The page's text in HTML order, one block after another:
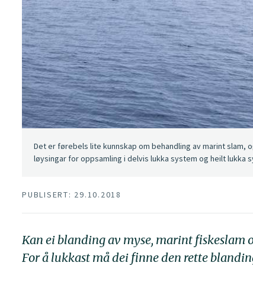
Det er førebels lite kunnskap om behandling av marint
løysingar for oppsamling i delvis lukka system og heilt lukka
PUBLISERT: 29.10.2018
Kan ei blanding av myse, marint fiskeslam
For å lukkast må dei finne den rette